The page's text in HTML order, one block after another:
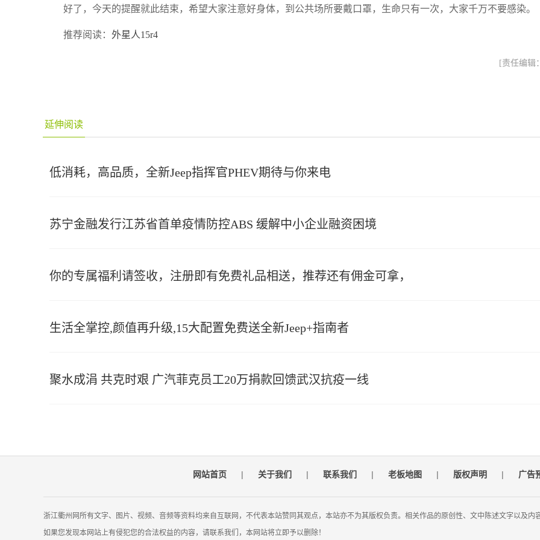
好了，今天的提醒就此结束，希望大家注意好身体，到公共场所要戴口罩，生命只有一次，大家千万不要感染。
推荐阅读： 外星人15r4
[责任编辑
延伸阅读
低消耗，高品质，全新Jeep指挥官PHEV期待与你来电
苏宁金融发行江苏省首单疫情防控ABS 缓解中小企业融资困境
你的专属福利请签收，注册即有免费礼品相送，推荐还有佣金可拿，
生活全掌控,颜值再升级,15大配置免费送全新Jeep+指南者
聚水成涓 共克时艰 广汽菲克员工20万捐款回馈武汉抗疫一线
网站首页 | 关于我们 | 联系我们 | 老板地图 | 版权声明 | 广告
浙江衢州网所有文字、图片、视频、音频等资料均来自互联网，不代表本站赞同其观点，本站亦不为其版权负责。相关作品的原创性、文中陈述文字以及内
如果您发现本网站上有侵犯您的合法权益的内容，请联系我们，本网站将立即予以删除！